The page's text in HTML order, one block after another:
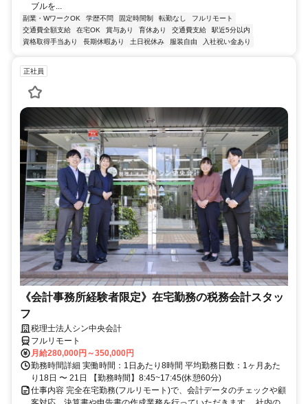
ブルを...
副業・WワークOK 学歴不問 固定時間制 転勤なし
フルリモート
交通費全額支給
在宅OK 賞与あり 育休あり 交通費支給
駅近5分以内
資格取得手当あり
長期休暇あり 土日祝休み 服装自由 入社祝い金あり
正社員
《会計事務所経験者限定》在宅勤務の税務会計スタッ
フ
税理士法人シン中央会計
フルリモート
月給280,000円～350,000円
勤務時間詳細 実働時間：1日あたり8時間 平均勤務日数：1ヶ月あた
り18日 〜 21日 【勤務時間】8:45~17:45(休憩60分)
仕事内容 完全在宅勤務(フルリモート)で、会計データのチェックや顧